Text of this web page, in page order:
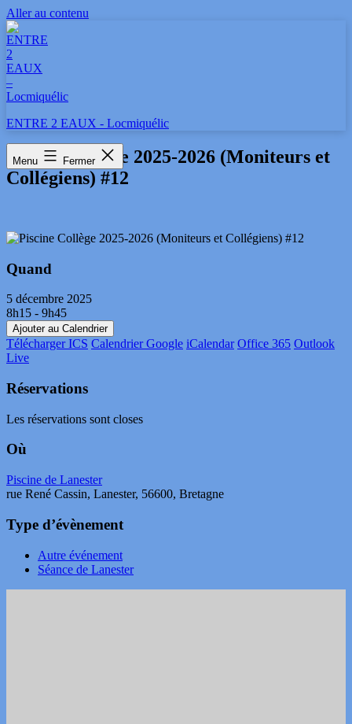
Aller au contenu
ENTRE 2 EAUX - Locmiquélic
Menu Fermer
Piscine Collège 2025-2026 (Moniteurs et
Collégiens) #12
Quand
5 décembre 2025
8h15 - 9h45
Ajouter au Calendrier
Télécharger ICS Calendrier Google iCalendar Office 365 Outlook
Live
Réservations
Les réservations sont closes
Où
Piscine de Lanester
rue René Cassin, Lanester, 56600, Bretagne
Type d’évènement
Autre événement
Séance de Lanester